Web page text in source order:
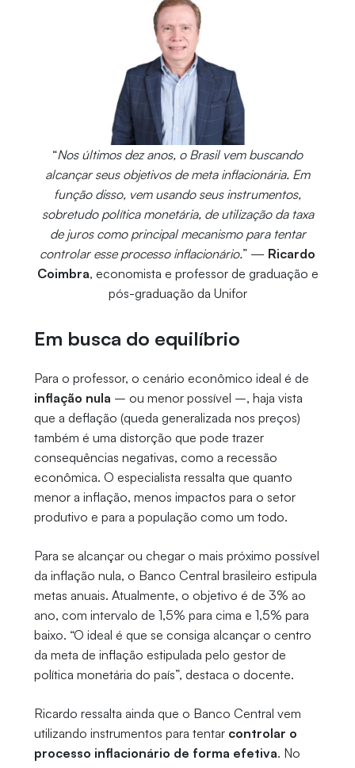
“Nos últimos dez anos, o Brasil vem buscando
alcançar seus objetivos de meta inflacionária. Em
função disso, vem usando seus instrumentos,
sobretudo política monetária, de utilização da taxa
de juros como principal mecanismo para tentar
controlar esse processo inflacionário.” — Ricardo
Coimbra, economista e professor de graduação e
pós-graduação da Unifor
Em busca do equilíbrio
Para o professor, o cenário econômico ideal é de
inflação nula – ou menor possível –, haja vista
que a deflação (queda generalizada nos preços)
também é uma distorção que pode trazer
consequências negativas, como a recessão
econômica. O especialista ressalta que quanto
menor a inflação, menos impactos para o setor
produtivo e para a população como um todo.
Para se alcançar ou chegar o mais próximo possível
da inflação nula, o Banco Central brasileiro estipula
metas anuais. Atualmente, o objetivo é de 3% ao
ano, com intervalo de 1,5% para cima e 1,5% para
baixo. “O ideal é que se consiga alcançar o centro
da meta de inflação estipulada pelo gestor de
política monetária do país”, destaca o docente.
Ricardo ressalta ainda que o Banco Central vem
utilizando instrumentos para tentar controlar o
processo inflacionário de forma efetiva. No